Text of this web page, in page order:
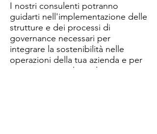
I nostri consulenti potranno
guidarti nell'implementazione delle
strutture e dei processi di
governance necessari per
integrare la sostenibilità nelle
operazioni della tua azienda e per
costruire una cultura di